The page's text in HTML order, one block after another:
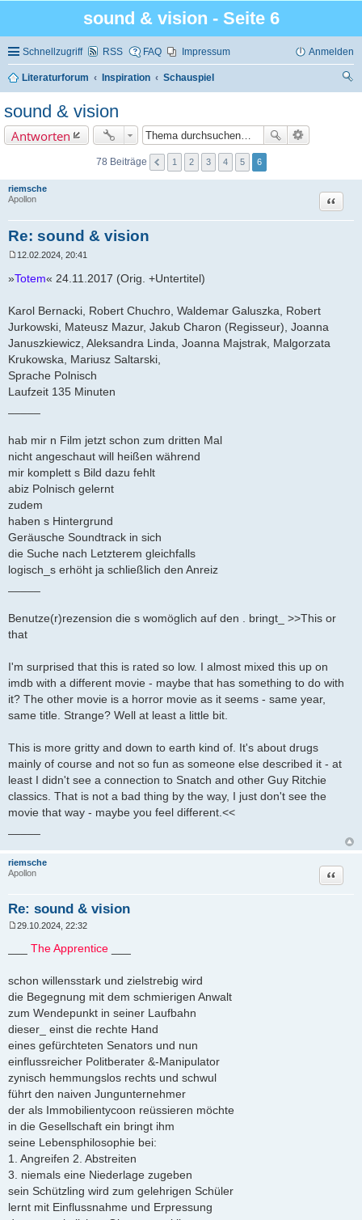
sound & vision - Seite 6
Schnellzugriff RSS FAQ Impressum Anmelden
Literaturforum Inspiration
Schauspiel
sound & vision
Antworten
78 Beiträge 1 2 3 4 5 6
riemsche
Apollon
Re: sound & vision
Zitat
e
i
a
g
12.02.2024, 20:41
»Totem« 24.11.2017 (Orig. +Untertitel)
Karol Bernacki, Robert Chuchro, Waldemar Galuszka, Robert
Jurkowski, Mateusz Mazur, Jakub Charon (Regisseur), Joanna
Januszkiewicz, Aleksandra Linda, Joanna Majstrak, Malgorzata
Krukowska, Mariusz Saltarski,
Sprache Polnisch
Laufzeit 135 Minuten
hab mir n Film jetzt schon zum dritten Mal
nicht angeschaut will heißen während
mir komplett s Bild dazu fehlt
abiz Polnisch gelernt
zudem
haben s Hintergrund
Geräusche Soundtrack in sich
die Suche nach Letzterem gleichfalls
logisch_s erhöht ja schließlich den Anreiz
Benutze(r)rezension die s womöglich auf den . bringt_ >>This or
that
I'm surprised that this is rated so low. I almost mixed this up on
imdb with a different movie - maybe that has something to do with
it? The other movie is a horror movie as it seems - same year,
same title. Strange? Well at least a little bit.
This is more gritty and down to earth kind of. It's about drugs
mainly of course and not so fun as someone else described it - at
least I didn't see a connection to Snatch and other Guy Ritchie
classics. That is not a bad thing by the way, I just don't see the
movie that way - maybe you feel different.<<
riemsche
Apollon
Re: sound & vision
Zitat
i
a
g
29.10.2024, 22:32
The Apprentice
schon willensstark und zielstrebig wird
die Begegnung mit dem schmierigen Anwalt
zum Wendepunkt in seiner Laufbahn
dieser_ einst die rechte Hand
eines gefürchteten Senators und nun
einflussreicher Politberater &-Manipulator
zynisch hemmungslos rechts und schwul
führt den naiven Jungunternehmer
der als Immobilientycoon reüssieren möchte
in die Gesellschaft ein bringt ihm
seine Lebensphilosophie bei:
1. Angreifen 2. Abstreiten
3. niemals eine Niederlage zugeben
sein Schützling wird zum gelehrigen Schüler
lernt mit Einflussnahme und Erpressung